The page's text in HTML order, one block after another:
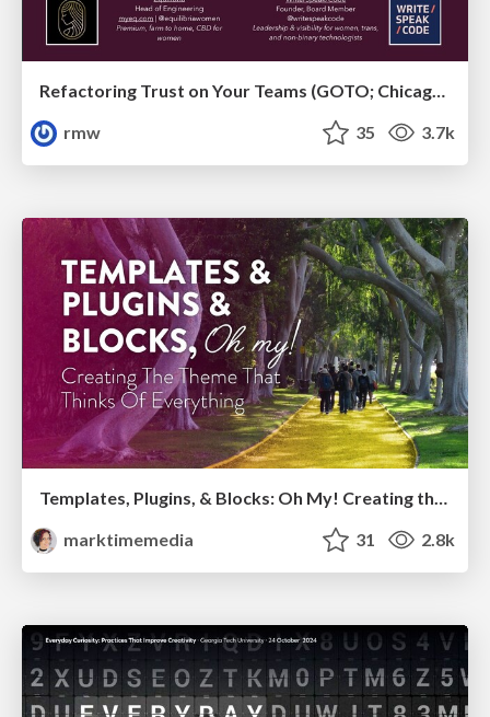
Refactoring Trust on Your Teams (GOTO; Chicago 2020)
rmw
35 3.7k
Templates, Plugins, & Blocks: Oh My! Creating the theme that thinks of everything
marktimemedia
31 2.8k